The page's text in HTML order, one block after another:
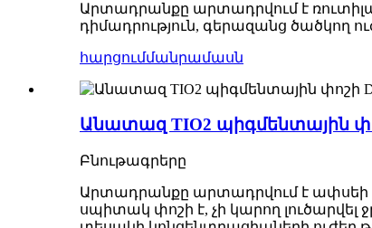
Արտադրանքը արտադրվում է
դիմադրություն, գերազանց ծածկող
հարցումմանրամասն
Անատազ TIO2 պիգմենտային
Բնութագրերը
Արտադրանքը արտադրվում է ափսեի
սպիտակ փոշի է, չի կարող լուծարվել